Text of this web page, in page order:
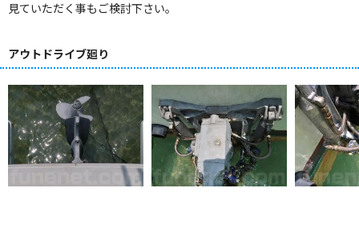
見ていただく事もご検討下さい。
アウトドライブ廻り